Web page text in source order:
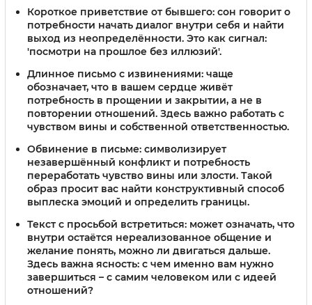
Короткое приветствие от бывшего: сон говорит о
потребности начать диалог внутри себя и найти
выход из неопределённости. Это как сигнал:
'посмотри на прошлое без иллюзий'.
Длинное письмо с извинениями: чаще
обозначает, что в вашем сердце живёт
потребность в прощении и закрытии, а не в
повторении отношений. Здесь важно работать с
чувством вины и собственной ответственностью.
Обвинение в письме: символизирует
незавершённый конфликт и потребность
переработать чувство вины или злости. Такой
образ просит вас найти конструктивный способ
выплеска эмоций и определить границы.
Текст с просьбой встретиться: может означать, что
внутри остаётся нереализованное общение и
желание понять, можно ли двигаться дальше.
Здесь важна ясность: с чем именно вам нужно
завершиться – с самим человеком или с идеей
отношений?